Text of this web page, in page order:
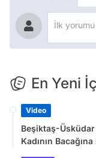
En Yeni
Video
Beşiktaş-Üsküdar
Kadının